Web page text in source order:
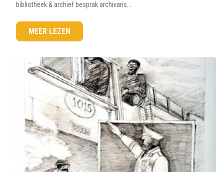
bibliotheek & archief besprak archivaris...
MEER LEZEN